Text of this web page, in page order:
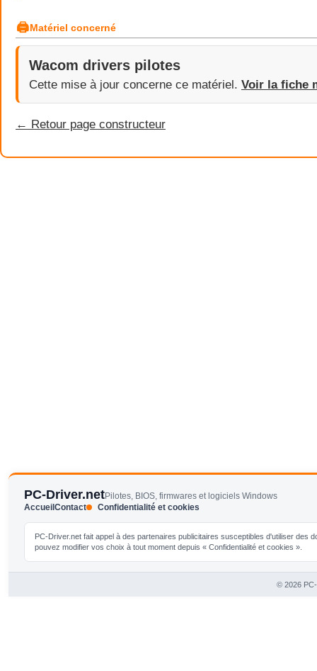
🖨Matériel concerné
Wacom drivers pilotes
Cette mise à jour concerne ce matériel. Voir la fiche
← Retour page constructeur
PC-Driver.netPilotes, BIOS, firmwares et logiciels Windows
AccueilContact Confidentialité et cookies
PC-Driver.net fait appel à des partenaires publicitaires susceptibles d'utiliser
pouvez modifier vos choix à tout moment depuis « Confidentialité et cookies ».
© 2026